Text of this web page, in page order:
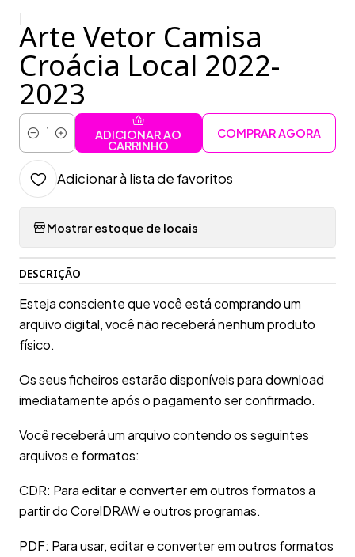
Arte Vetor Camisa
Croácia Local 2022-
2023
Quantidade
ADICIONAR AO
CARRINHO
COMPRAR AGORA
Adicionar à lista de favoritos
Mostrar estoque de locais
DESCRIÇÃO
Esteja consciente que você está comprando um
arquivo digital, você não receberá nenhum produto
físico.
Os seus ficheiros estarão disponíveis para download
imediatamente após o pagamento ser confirmado.
Você receberá um arquivo contendo os seguintes
arquivos e formatos:
CDR: Para editar e converter em outros formatos a
partir do CorelDRAW e outros programas.
PDF: Para usar, editar e converter em outros formatos